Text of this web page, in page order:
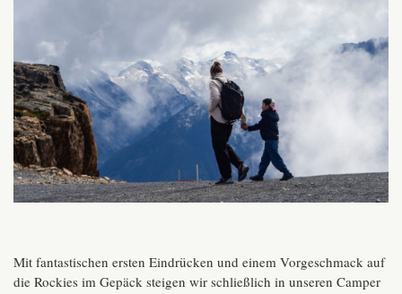
Mit fantastischen ersten Eindrücken und einem Vorgeschmack auf
die Rockies im Gepäck steigen wir schließlich in unseren Camper